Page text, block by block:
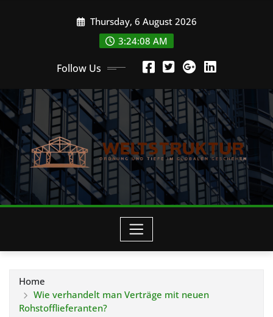
Thursday, 6 August 2026
3:24:08 AM
Follow Us
Home
Wie verhandelt man Verträge mit neuen
Rohstofflieferanten?